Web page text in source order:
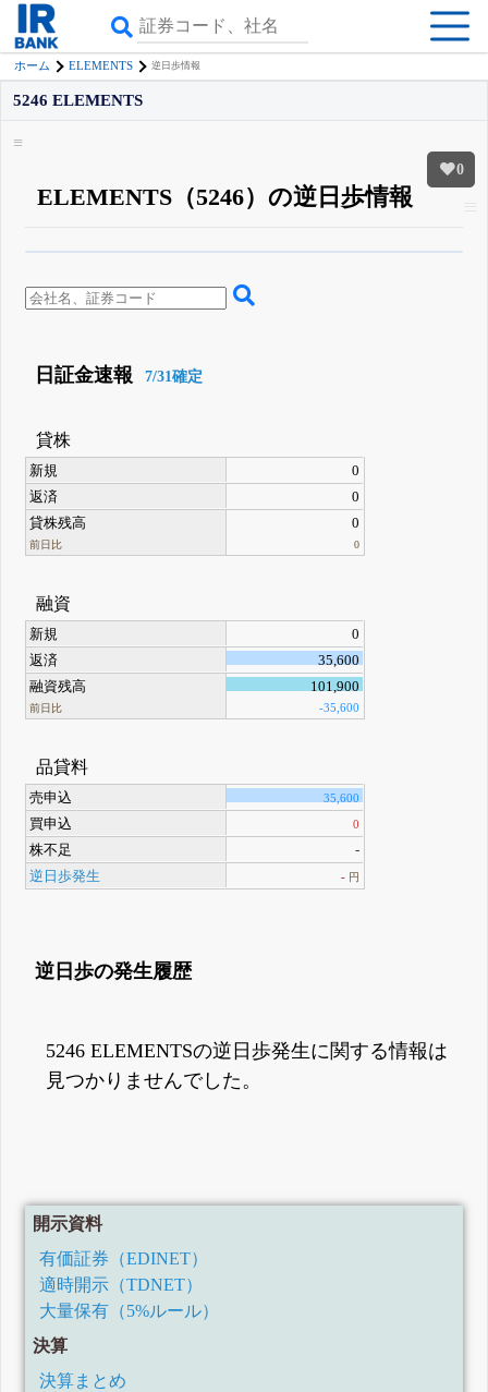
ホーム ELEMENTS 逆日歩情報
0
5246 ELEMENTS
ELEMENTS（5246）の逆日歩情報
見られる
無料でβ版をはじめる
登録すると永久30%OFFと米株版の先行利用も付きます
日証金速報 7/31確定
貸株
新規
0
返済
0
貸株残高
前日比
0
0
融資
新規
0
返済
35,600
融資残高
前日比
101,900
-35,600
品貸料
売申込 35,600
買申込 0
株不足
-
逆日歩発生
- 円
逆日歩の発生履歴
5246 ELEMENTSの逆日歩発生に関する情報は
見つかりませんでした。
開示資料
有価証券（EDINET）
適時開示（TDNET）
大量保有（5%ルール）
決算
決算まとめ